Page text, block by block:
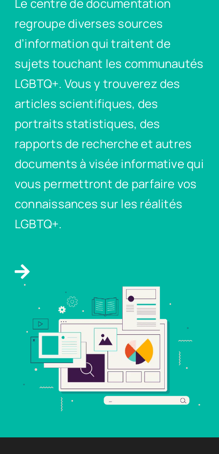
regroupe diverses sources
d’information qui traitent de
sujets touchant les communautés
LGBTQ+. Vous y trouverez des
articles scientifiques, des
portraits statistiques, des
rapports de recherche et autres
documents à visée informative qui
vous permettront de parfaire vos
connaissances sur les réalités
LGBTQ+.